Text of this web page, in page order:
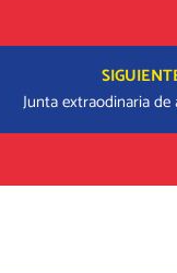
Junta extraodinaria de